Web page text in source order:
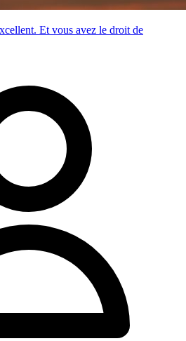
Et vous avez le droit de